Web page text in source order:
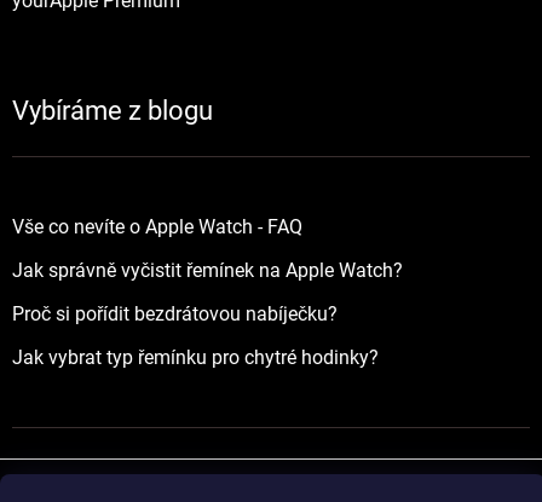
Vybíráme z blogu
Vše co nevíte o Apple Watch - FAQ
Jak správně vyčistit řemínek na Apple Watch?
Proč si pořídit bezdrátovou nabíječku?
Jak vybrat typ řemínku pro chytré hodinky?